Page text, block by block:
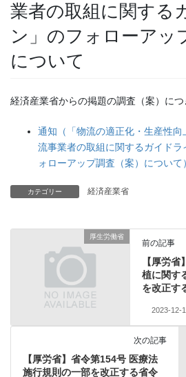
業者の取組に関する
ン」のフォローアッ
について
経済産業省からの掲題の調査（案）に
通知（「物流の適正化・生産性
流事業者の取組に関するガイド
ォローアップ調査（案）について）
カテゴリー 経済産業省
厚生労働省
前の記事
【厚労
植に関す
を改正す
2023-12-
次の記事
【厚労省】省令第154号 医療法
施行規則の一部を改正する省令